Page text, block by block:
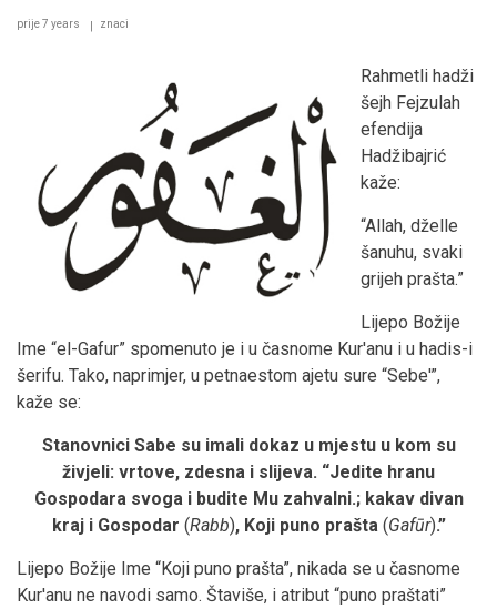
prije 7 years znaci
Rahmetli hadži
šejh Fejzulah
efendija
Hadžibajrić
kaže:
“Allah, dželle
šanuhu, svaki
grijeh prašta.”
Lijepo Božije
Ime “el-Gafur” spomenuto je i u časnome Kur'anu i u hadis-i
šerifu. Tako, naprimjer, u petnaestom ajetu sure “Sebe'”,
kaže se:
Stanovnici Sabe su imali dokaz u mjestu u kom su
živjeli: vrtove, zdesna i slijeva. “Jedite hranu
Gospodara svoga i budite Mu zahvalni.; kakav divan
kraj i Gospodar (Rabb), Koji puno prašta (Gafūr).”
Lijepo Božije Ime “Koji puno prašta”, nikada se u časnome
Kur'anu ne navodi samo. Štaviše, i atribut “puno praštati”